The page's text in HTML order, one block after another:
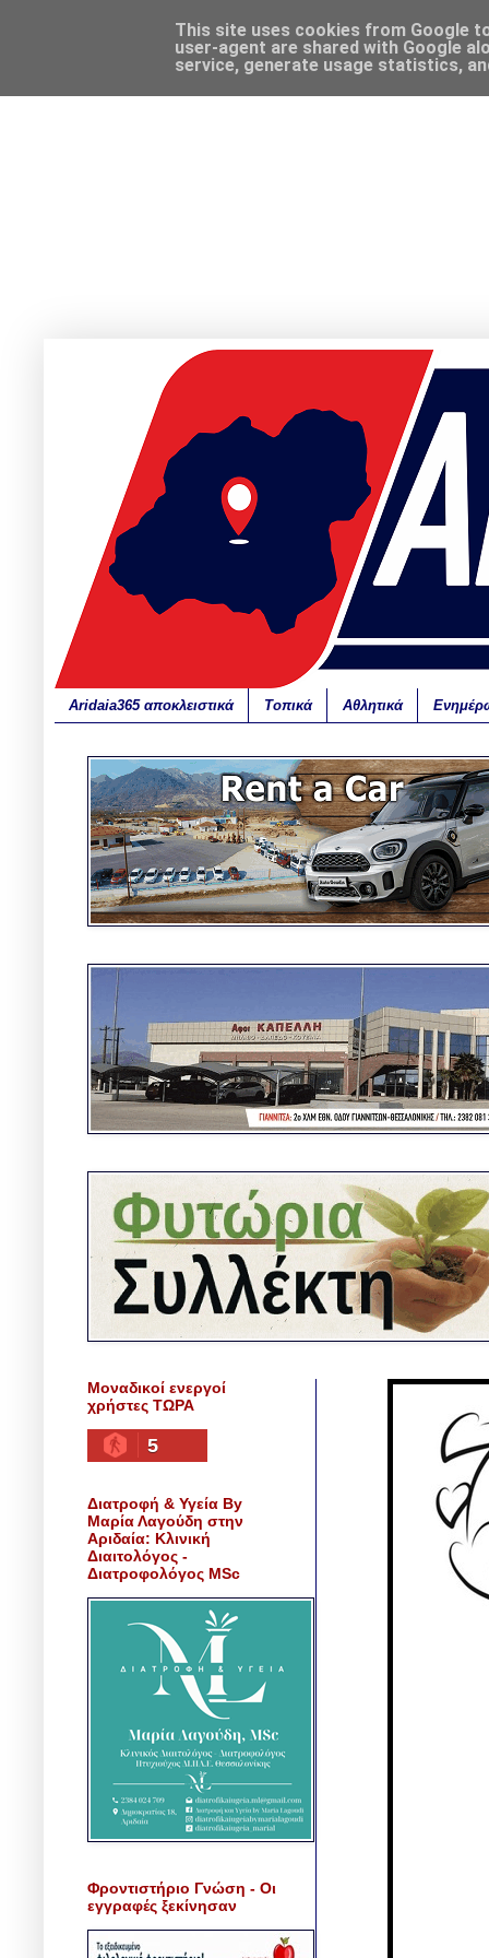
Aridaia365 αποκλειστικά Τοπικά Αθλητικά
Μοναδικοί ενεργοί
χρήστες ΤΩΡΑ
5
Διατροφή & Υγεία By
Μαρία Λαγούδη στην
Αριδαία: Κλινική
Διαιτολόγος -
Διατροφολόγος MSc
Φροντιστήριο Γνώση - Οι
εγγραφές ξεκίνησαν
This site uses cookies from Google
user-agent are shared with Google
service, generate usage statistics,